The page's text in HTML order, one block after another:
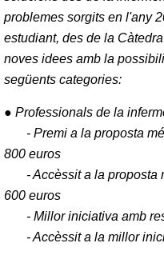
problemes sorgits en l'any
estudiant, des de la
noves idees amb la
següents categories:
● Professionals de la
- Premi a la proposta
800 euros
- Accèssit a la proposta
600 euros
- Millor iniciativa amb
- Accèssit a la millor